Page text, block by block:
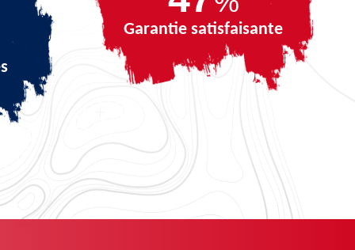
Garantie satisfaisante